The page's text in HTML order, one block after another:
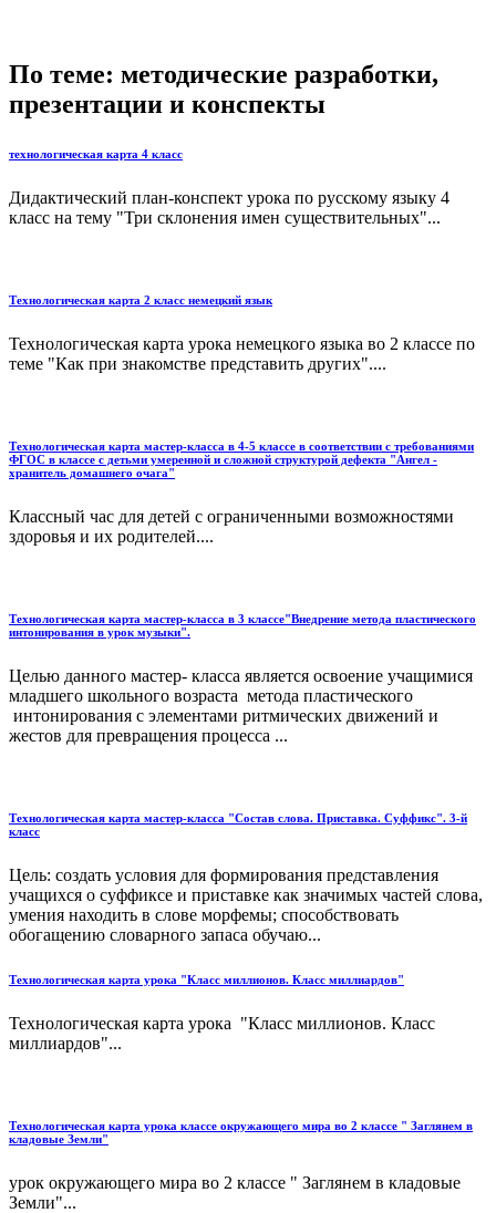
По теме: методические разработки,
презентации и конспекты
технологическая карта 4 класс
Дидактический план-конспект урока по русскому языку 4
класс на тему "Три склонения имен существительных"...
Технологическая карта 2 класс немецкий язык
Технологическая карта урока немецкого языка во 2 классе по
теме "Как при знакомстве представить других"....
Технологическая карта мастер-класса в 4-5 классе в соответствии с требованиями
ФГОС в классе с детьми умеренной и сложной структурой дефекта "Ангел -
хранитель домашнего очага"
Классный час для детей с ограниченными возможностями
здоровья и их родителей....
Технологическая карта мастер-класса в 3 классе"Внедрение метода пластического
интонирования в урок музыки".
Целью данного мастер- класса является освоение учащимися
младшего школьного возраста метода пластического
интонирования с элементами ритмических движений и
жестов для превращения процесса ...
Технологическая карта мастер-класса "Состав слова. Приставка. Суффикс". 3-й
класс
Цель: создать условия для формирования представления
учащихся о суффиксе и приставке как значимых частей слова,
умения находить в слове морфемы; способствовать
обогащению словарного запаса обучаю...
Технологическая карта урока "Класс миллионов. Класс миллиардов"
Технологическая карта урока "Класс миллионов. Класс
миллиардов"...
Технологическая карта урока классе окружающего мира во 2 классе " Заглянем в
кладовые Земли"
урок окружающего мира во 2 классе " Заглянем в кладовые
Земли"...